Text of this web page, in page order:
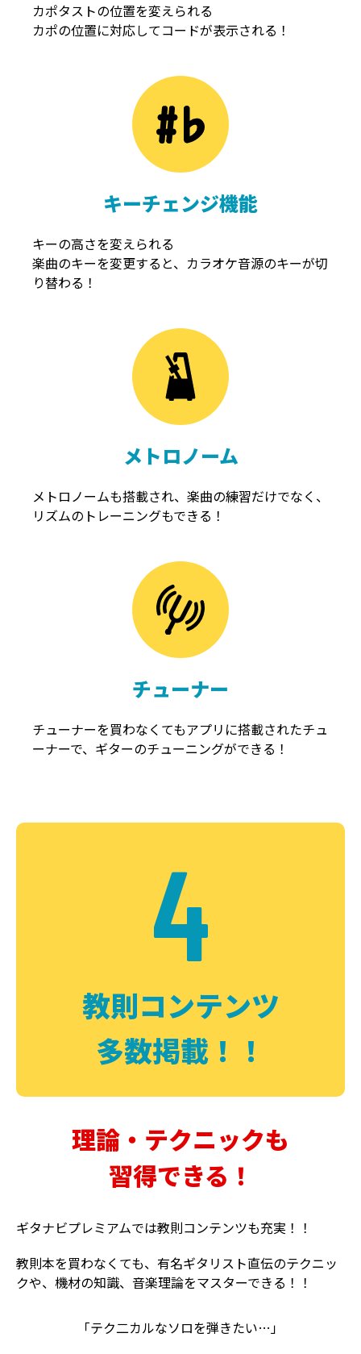
カポタストの位置を変えられる
カポの位置に対応してコードが表示される！
キーチェンジ機能
キーの高さを変えられる
楽曲のキーを変更すると、カラオケ音源のキーが切
り替わる！
メトロノーム
メトロノームも搭載され、楽曲の練習だけでなく、
リズムのトレーニングもできる！
チューナー
チューナーを買わなくてもアプリに搭載されたチュ
ーナーで、ギターのチューニングができる！
4
教則コンテンツ
多数掲載！！
理論・テクニックも
習得できる！
ギタナビプレミアムでは教則コンテンツも充実！！
教則本を買わなくても、有名ギタリスト直伝のテクニッ
クや、機材の知識、音楽理論をマスターできる！！
「テク二カルなソロを弾きたい…」